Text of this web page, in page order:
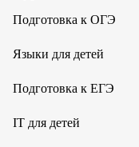
Подготовка к ОГЭ
Языки для детей
Подготовка к ЕГЭ
IT для детей